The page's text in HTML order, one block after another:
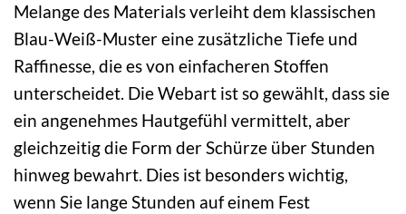
Melange des Materials verleiht dem klassischen
Blau-Weiß-Muster eine zusätzliche Tiefe und
Raffinesse, die es von einfacheren Stoffen
unterscheidet. Die Webart ist so gewählt, dass sie
ein angenehmes Hautgefühl vermittelt, aber
gleichzeitig die Form der Schürze über Stunden
hinweg bewahrt. Dies ist besonders wichtig,
wenn Sie lange Stunden auf einem Fest